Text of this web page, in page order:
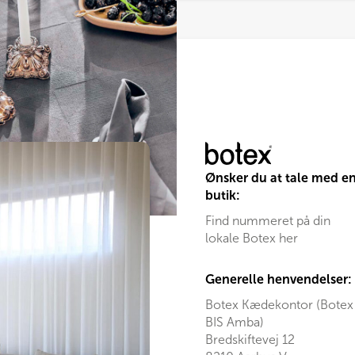
Ønsker du at tale med en
butik:
Find nummeret på din
lokale Botex her
Generelle henvendelser:
Botex Kædekontor (Botex
BIS Amba)
Bredskiftevej 12